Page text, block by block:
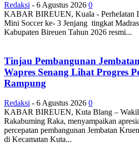
Redaksi - 6 Agustus 2026 0
KABAR BIREUEN, Kuala - Perhelatan
Mini Soccer ke- 3 Jenjang tingkat
Kabupaten Bireuen Tahun 2026 resmi...
Tinjau Pembangunan
Wapres Senang Lihat Progres
Rampung
Redaksi - 6 Agustus 2026 0
KABAR BIREUEN, Kuta Blang – Wakil
Rakabuming Raka, menyampaikan
percepatan pembangunan Jembatan
di Kecamatan Kuta...